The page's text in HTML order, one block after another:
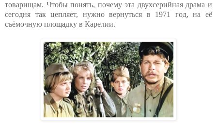
товарищам. Чтобы понять, почему эта двухсерийная драма и
сегодня так цепляет, нужно вернуться в 1971 год, на её
съёмочную площадку в Карелии.